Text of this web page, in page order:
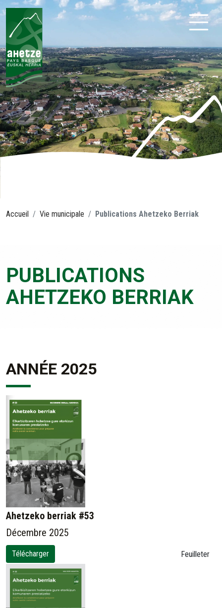
Aller
contenu
Ahetze
Accueil Vie municipale Publications Ahetzeko Berriak
PUBLICATIONS
AHETZEKO BERRIAK
ANNÉE 2025
Ahetzeko berriak #53
Décembre 2025
Télécharger Feuilleter